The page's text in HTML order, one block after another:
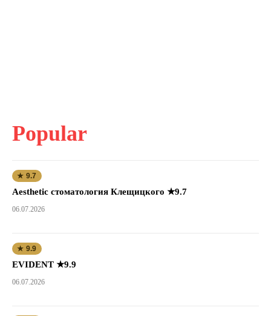
Popular
★ 9.7
Aesthetic стоматология Клещицкого ★9.7
06.07.2026
★ 9.9
EVIDENT ★9.9
06.07.2026